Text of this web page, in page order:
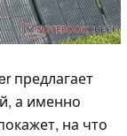
предлагает
а именно
на что